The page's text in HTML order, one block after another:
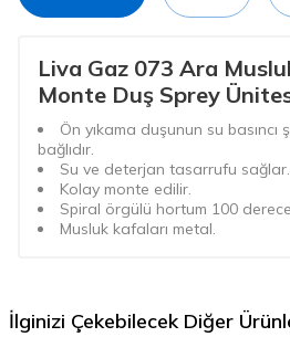
Liva Gaz 073 Ara
Monte Duş Sprey
Ön yıkama duşunun su basıncı
bağlıdır.
Su ve deterjan tasarrufu sağlar.
Kolay monte edilir.
Spiral örgülü hortum 100 derece
Musluk kafaları metal.
İlginizi Çekebilecek Diğer